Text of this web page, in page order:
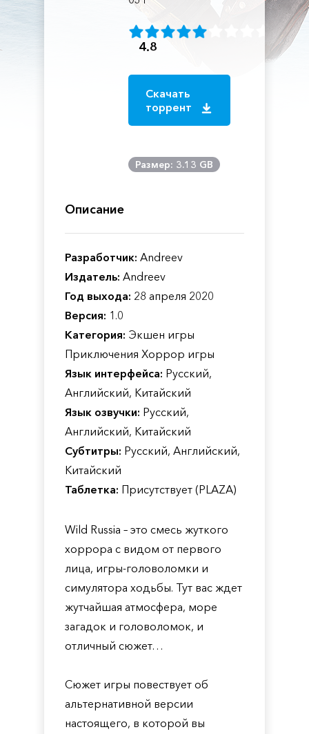
4.8
Скачать
торрент
Размер: 3.13 GB
Описание
Разработчик: Andreev
Издатель: Andreev
Год выхода: 28 апреля 2020
Версия: 1.0
Категория: Экшен игры
Приключения Хоррор игры
Язык интерфейса: Русский,
Английский, Китайский
Язык озвучки: Русский,
Английский, Китайский
Субтитры: Русский, Английский,
Китайский
Таблетка: Присутствует (PLAZA)
Wild Russia – это смесь жуткого
хоррора с видом от первого
лица, игры-головоломки и
симулятора ходьбы. Тут вас ждет
жутчайшая атмосфера, море
загадок и головоломок, и
отличный сюжет…
Сюжет игры повествует об
альтернативной версии
настоящего, в которой вы